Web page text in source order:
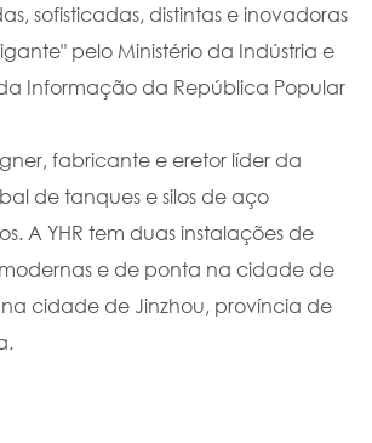
sofisticadas, distintas e inovadoras
pelo Ministério da Indústria e
Informação da República Popular
fabricante e eretor líder da
de tanques e silos de aço
A YHR tem duas instalações de
e de ponta na cidade de
cidade de Jinzhou, província de